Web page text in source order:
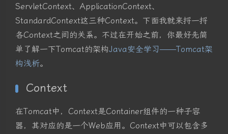
夜间模式
ServletContext、ApplicationContext、
StandardContext这三种Context。下面我就来捋一捋
各Context之间的关系。不过在开始之前，你最好先简
单了解一下Tomcat的架构Java安全学习——Tomcat架
构浅析。
Context
在Tomcat中，Context是Container组件的一种子容
器，其对应的是一个Web应用。Context中可以包含多